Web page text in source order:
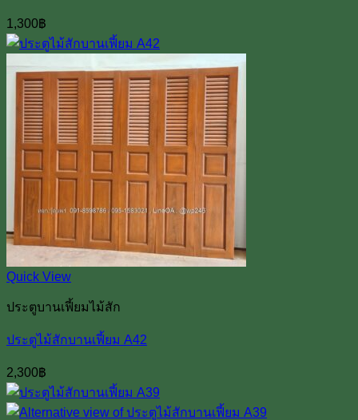
1,300฿
Quick View
ประตูบานเฟี้ยมไม้สัก
ประตูไม้สักบานเฟี้ยม A42
2,300฿